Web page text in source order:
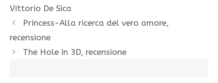
Vittorio De Sica
Princess-Alla ricerca del vero amore,
recensione
The Hole in 3D, recensione